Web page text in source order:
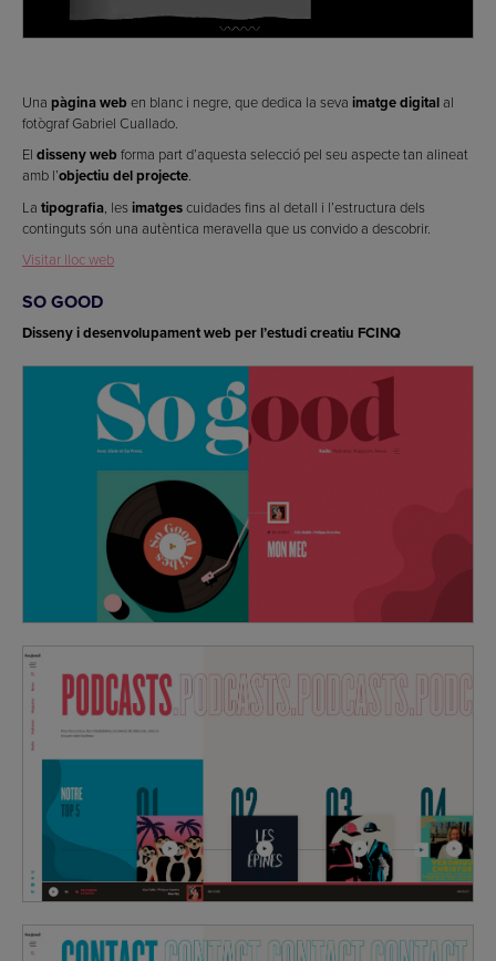
Una pàgina web en blanc i negre, que dedica la seva imatge digitalal
fotògraf Gabriel Cuallado.
El disseny web forma part d’aquesta selecció pel seu aspecte tan alineat
amb l’objectiu del projecte.
La tipografia, les imatgescuidades fins al detall i l’estructura dels
continguts són una autèntica meravella que us convido a descobrir.
Visitar lloc web
SO GOOD
Disseny i desenvolupament web per l’estudi creatiu FCINQ